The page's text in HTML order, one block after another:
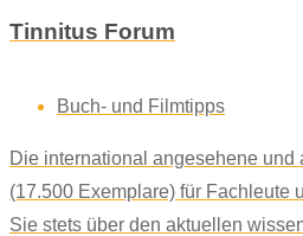
Tinnitus Forum
Buch- und Filmtipps
Die international angesehene und
(17.500 Exemplare) für Fachleute
Sie stets über den aktuellen